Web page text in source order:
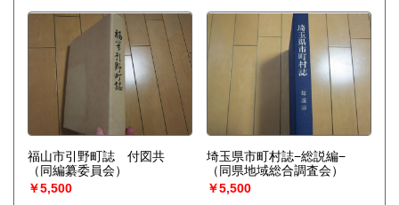
福山市引野町誌 付図共
（同編纂委員会）
￥5,500
埼玉県市町村誌−総説編−
（同県地域総合調査会）
￥5,500